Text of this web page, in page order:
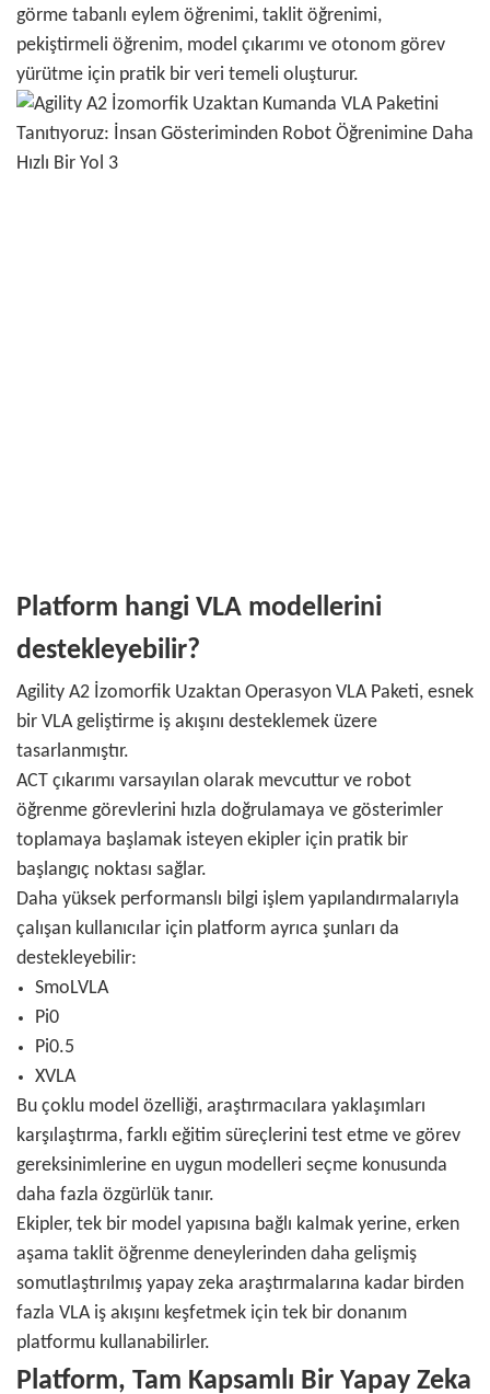
görme tabanlı eylem öğrenimi, taklit öğrenimi,
pekiştirmeli öğrenim, model çıkarımı ve otonom görev
yürütme için pratik bir veri temeli oluşturur.
Platform hangi VLA modellerini
destekleyebilir?
Agility A2 İzomorfik Uzaktan Operasyon VLA Paketi, esnek
bir VLA geliştirme iş akışını desteklemek üzere
tasarlanmıştır.
ACT çıkarımı varsayılan olarak mevcuttur ve robot
öğrenme görevlerini hızla doğrulamaya ve gösterimler
toplamaya başlamak isteyen ekipler için pratik bir
başlangıç ​​noktası sağlar.
Daha yüksek performanslı bilgi işlem yapılandırmalarıyla
çalışan kullanıcılar için platform ayrıca şunları da
destekleyebilir:
SmoLVLA
Pi0
Pi0.5
XVLA
Bu çoklu model özelliği, araştırmacılara yaklaşımları
karşılaştırma, farklı eğitim süreçlerini test etme ve görev
gereksinimlerine en uygun modelleri seçme konusunda
daha fazla özgürlük tanır.
Ekipler, tek bir model yapısına bağlı kalmak yerine, erken
aşama taklit öğrenme deneylerinden daha gelişmiş
somutlaştırılmış yapay zeka araştırmalarına kadar birden
fazla VLA iş akışını keşfetmek için tek bir donanım
platformu kullanabilirler.
Platform, Tam Kapsamlı Bir Yapay Zeka